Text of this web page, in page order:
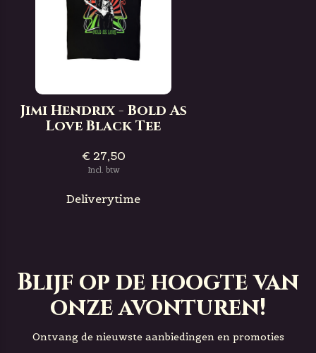
Jimi Hendrix - Bold As
Love Black Tee
€ 27,50
Incl. btw
Deliverytime
Blijf op de hoogte van
onze avonturen!
Ontvang de nieuwste aanbiedingen en promoties